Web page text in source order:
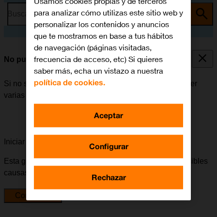
Busca por problema o tema
No puedo enviar ni recibir iMessages
Si no se puede enviar ni recibir iMessages, puede haber
varias causas posibles al problema.
Iniciar la guía para solucionar tu problema
Esta guía te va a conducir a través de una serie de posibles
causas y soluciones al problema.
Comenzar
para analizar cómo utilizas este sitio web y
personalizar los contenidos y anuncios
que te mostramos en base a tus hábitos
de navegación (páginas visitadas,
frecuencia de acceso, etc) Si quieres
saber más, echa un vistazo a nuestra
política de cookies.
Configurar
Rechazar
Aceptar